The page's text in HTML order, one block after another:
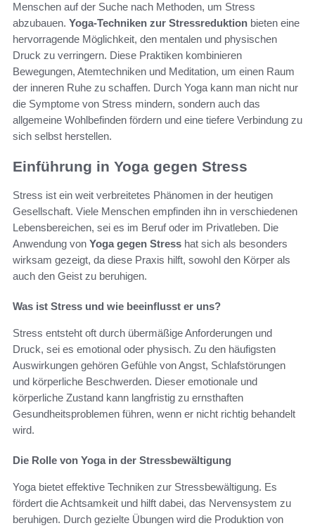
Menschen auf der Suche nach Methoden, um Stress
abzubauen. Yoga-Techniken zur Stressreduktion bieten eine
hervorragende Möglichkeit, den mentalen und physischen
Druck zu verringern. Diese Praktiken kombinieren
Bewegungen, Atemtechniken und Meditation, um einen Raum
der inneren Ruhe zu schaffen. Durch Yoga kann man nicht nur
die Symptome von Stress mindern, sondern auch das
allgemeine Wohlbefinden fördern und eine tiefere Verbindung zu
sich selbst herstellen.
Einführung in Yoga gegen Stress
Stress ist ein weit verbreitetes Phänomen in der heutigen
Gesellschaft. Viele Menschen empfinden ihn in verschiedenen
Lebensbereichen, sei es im Beruf oder im Privatleben. Die
Anwendung von Yoga gegen Stress hat sich als besonders
wirksam gezeigt, da diese Praxis hilft, sowohl den Körper als
auch den Geist zu beruhigen.
Was ist Stress und wie beeinflusst er uns?
Stress entsteht oft durch übermäßige Anforderungen und
Druck, sei es emotional oder physisch. Zu den häufigsten
Auswirkungen gehören Gefühle von Angst, Schlafstörungen
und körperliche Beschwerden. Dieser emotionale und
körperliche Zustand kann langfristig zu ernsthaften
Gesundheitsproblemen führen, wenn er nicht richtig behandelt
wird.
Die Rolle von Yoga in der Stressbewältigung
Yoga bietet effektive Techniken zur Stressbewältigung. Es
fördert die Achtsamkeit und hilft dabei, das Nervensystem zu
beruhigen. Durch gezielte Übungen wird die Produktion von